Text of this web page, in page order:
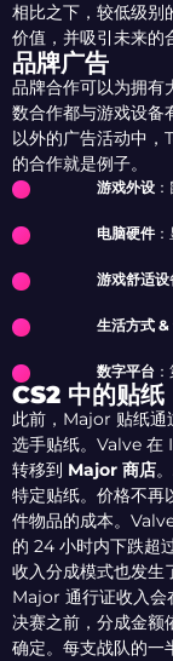
相比之下，较低级别
价值，并吸引未来的
品牌广告
品牌合作可以为拥有
数合作都与游戏设备
以外的广告活动中
的合作就是例子。
游戏外设
电脑硬件
游戏舒适设
生活方式 &
数字平台
CS2 中的贴纸
此前，Major 贴纸通
选手贴纸。Valve 在
转移到 Major 商店
特定贴纸。价格不再
件物品的成本。
的 24 小时内下跌超
收入分成模式也发生
Major 通行证收入会
决赛之前，分成金额
确定。每支战队的一